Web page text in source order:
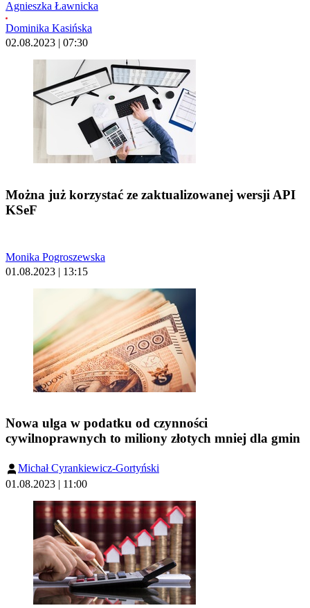
Agnieszka Ławnicka
Dominika Kasińska
02.08.2023 | 07:30
Można już korzystać ze zaktualizowanej wersji API
KSeF
Monika Pogroszewska
01.08.2023 | 13:15
Nowa ulga w podatku od czynności
cywilnoprawnych to miliony złotych mniej dla gmin
Michał Cyrankiewicz-Gortyński
01.08.2023 | 11:00